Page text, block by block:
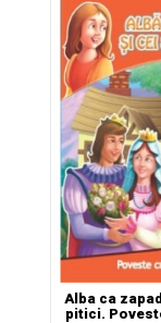
Alba ca
pitici.